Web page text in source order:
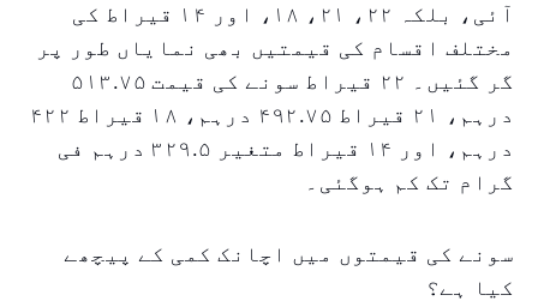
آئی، بلکہ ۲۲، ۲۱، ۱۸، اور ۱۴ قیراط کی
مختلف اقسام کی قیمتیں بھی نمایاں طور پر
گر گئیں۔ ۲۲ قیراط سونے کی قیمت ۵۱۳.۷۵
درہم، ۲۱ قیراط ۴۹۲.۷۵ درہم، ۱۸ قیراط ۴۲۲
درہم، اور ۱۴ قیراط متغیر ۳۲۹.۵ درہم فی
گرام تک کم ہوگئی۔
سونے کی قیمتوں میں اچانک کمی کے پیچھے
کیا ہے؟